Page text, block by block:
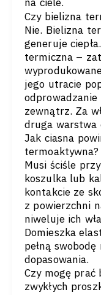
Czy bielizna
Nie. Bielizna
generuje
termiczna –
jego utracie
zewnątrz. Za
druga warstwa
Jak ciasna
termoaktywna?
Musi ściśle
koszulka lub
kontakcie ze
z powierzchni
niweluje ich
Domieszka
pełną
dopasowania.
Czy mogę
zwykłych